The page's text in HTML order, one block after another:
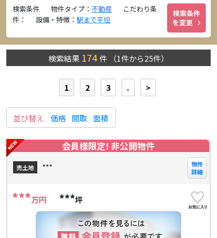
検索条件 物件タイプ：不動産
こだわり条
件：
設備・特徴：駅まで平坦
検索条件
を変更
検索結果 174 件 （1件から25件）
1 2 3 . >
並び替え 価格 間取 面積
会員様限定! 非公開物件
売土地 ***
物件
詳細
***万円 ***坪